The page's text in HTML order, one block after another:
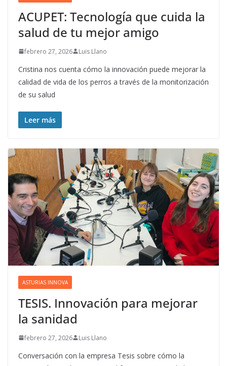
ACUPET: Tecnología que cuida la
salud de tu mejor amigo
febrero 27, 2026 Luis Llano
Cristina nos cuenta cómo la innovación puede mejorar la
calidad de vida de los perros a través de la monitorización
de su salud
Leer más
ASTURIAS INNOVA
TESIS. Innovación para mejorar
la sanidad
febrero 27, 2026 Luis Llano
Conversación con la empresa Tesis sobre cómo la